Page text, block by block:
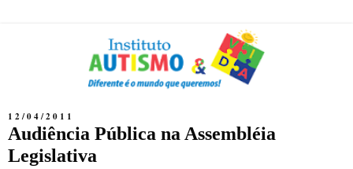
12/04/2011
Audiência Pública na Assembléia
Legislativa